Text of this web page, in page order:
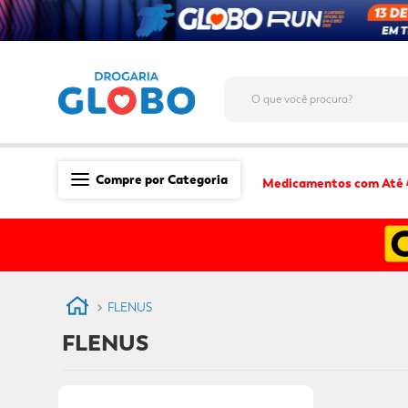
Compre por Categoria
Mãe e Filho
Higiene & Beleza
Medicamentos com Até
FLENUS
FLENUS